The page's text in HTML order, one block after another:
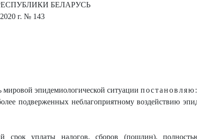
БЕЛАРУСЬ
г. № 143
эпидемиологической ситуации постановляю:
подверженных неблагоприятному воздействию
срок уплаты налогов, сборов (пошлин),